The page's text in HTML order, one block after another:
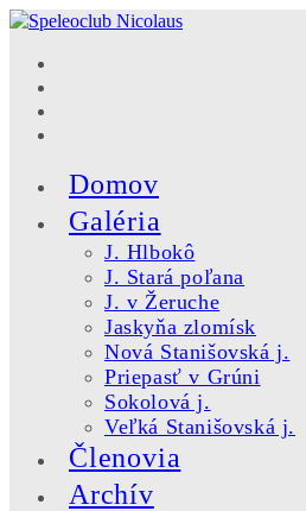
Skip
content
Domov
Galéria
J. Hlbokô
J. Stará poľana
J. v Žeruche
Jaskyňa zlomísk
Nová Stanišovská j.
Priepasť v Grúni
Sokolová j.
Veľká Stanišovská j.
Členovia
Archív